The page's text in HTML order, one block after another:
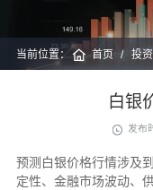
当前位置： 首页 投
白银
发布
预测白银价格行情涉及
定性、金融市场波动、